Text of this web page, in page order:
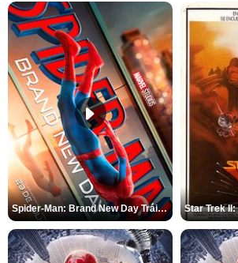
Spider-Man: Brand New Day Tráiler (3)